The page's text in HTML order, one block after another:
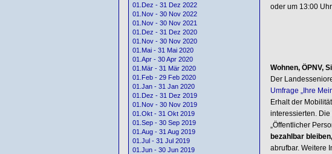
01.Dez - 31 Dez 2022
01.Nov - 30 Nov 2022
01.Nov - 30 Nov 2021
01.Dez - 31 Dez 2020
01.Nov - 30 Nov 2020
01.Mai - 31 Mai 2020
01.Apr - 30 Apr 2020
01.Mär - 31 Mär 2020
01.Feb - 29 Feb 2020
01.Jan - 31 Jan 2020
01.Dez - 31 Dez 2019
01.Nov - 30 Nov 2019
01.Okt - 31 Okt 2019
01.Sep - 30 Sep 2019
01.Aug - 31 Aug 2019
01.Jul - 31 Jul 2019
01.Jun - 30 Jun 2019
oder um 13:00
Wohnen, ÖPNV,
Der
Umfrage „Ihre
Erhalt der
interessierten. Die
„Öffentlicher
bezahlbar
abrufbar. Weitere